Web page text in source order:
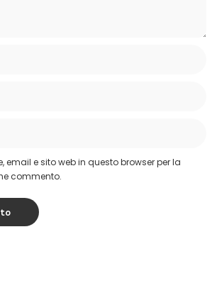
email e sito web in questo browser per la
commento.